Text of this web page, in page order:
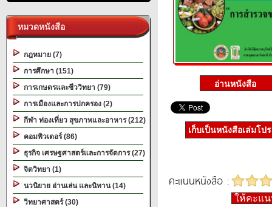
หมวดหนังสือ
กฎหมาย (7)
การศึกษา (151)
การเกษตรและชีววิทยา (79)
การเมืองและการปกครอง (2)
กีฬา ท่องเที่ยว สุขภาพและอาหาร (212)
คอมพิวเตอร์ (86)
ธุรกิจ เศรษฐศาสตร์และการจัดการ (27)
จิตวิทยา (1)
นวนิยาย อ่านเล่น และนิทาน (14)
วิทยาศาสตร์ (30)
เก็บเป็นหนังสือเล่มโป
คะแนนหนังสือ :
ให้คะแ